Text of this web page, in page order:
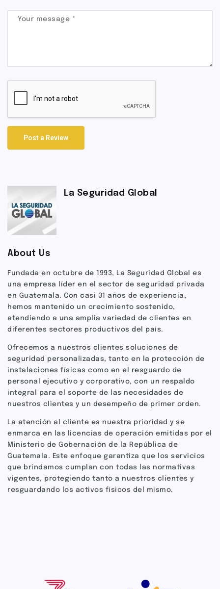
Post a Review
La Seguridad Global
About Us
Fundada en octubre de 1993, La Seguridad Global es
una empresa líder en el sector de seguridad privada
en Guatemala. Con casi 31 años de experiencia,
hemos mantenido un crecimiento sostenido,
atendiendo a una amplia variedad de clientes en
diferentes sectores productivos del país.
Ofrecemos a nuestros clientes soluciones de
seguridad personalizadas, tanto en la protección de
instalaciones físicas como en el resguardo de
personal ejecutivo y corporativo, con un respaldo
integral para el soporte de las necesidades de
nuestros clientes y un desempeño de primer orden.
La atención al cliente es nuestra prioridad y se
enmarca en las licencias de operación emitidas por el
Ministerio de Gobernación de la República de
Guatemala. Este enfoque garantiza que los servicios
que brindamos cumplan con todas las normativas
vigentes, protegiendo tanto a nuestros clientes y
resguardando los activos físicos del mismo.